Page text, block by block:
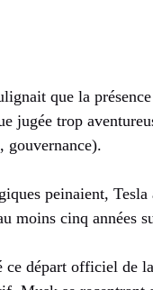
que la
jugée trop
gouvernance).
peinaient,
moins cinq années
ce départ officiel de